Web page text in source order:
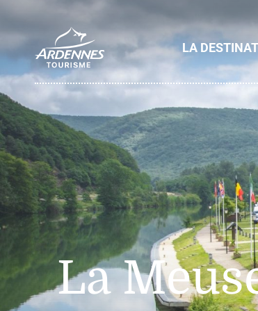
ADT des Ardennes
LA
La